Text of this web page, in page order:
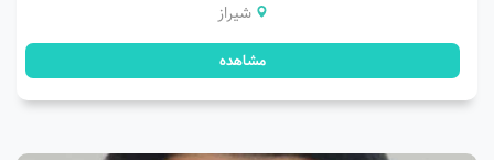
شیراز
مشاهده